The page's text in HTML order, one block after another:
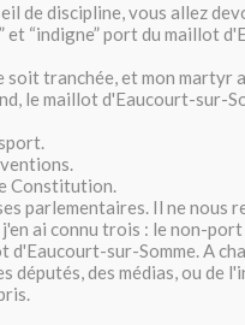
de discipline, vous allez
“indigne” port du maillot
tranchée, et mon martyr
le maillot d'Eaucourt-sur-
Constitution.
parlementaires. Il ne nous
ai connu trois : le non-
d'Eaucourt-sur-Somme. A
députés, des médias, ou de